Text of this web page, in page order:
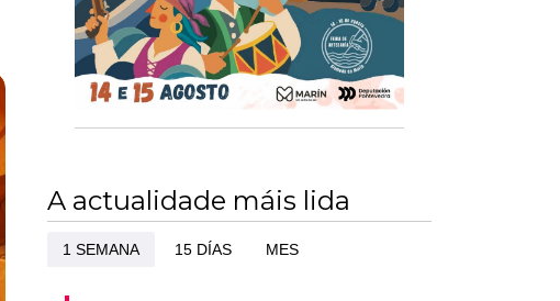
A actualidade máis lida
1 SEMANA 15 DÍAS MES